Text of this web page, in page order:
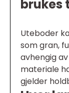
brukes
Uteboder
som gran,
avhengig
materiale
gjelder